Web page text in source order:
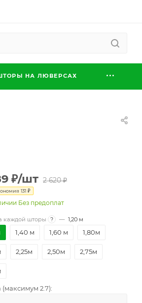
НА ЛЮВЕРСАХ
₽/шт 2 620₽
131 ₽
Без предоплат
каждой шторы ? — 1,20 м
1,40 м 1,60 м 1,80м
2,25м 2,50м 2,75м
(максимум 2.7):